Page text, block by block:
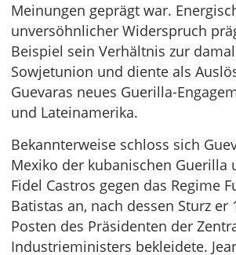
Meinungen geprägt war.
unversöhnlicher Widerspruch
Beispiel sein Verhältnis zur
Sowjetunion und diente als
Guevaras neues Guerilla-
und Lateinamerika.
Bekannterweise schloss sich
Mexiko der kubanischen Guerilla
Fidel Castros gegen das Regime
Batistas an, nach dessen Sturz er
Posten des Präsidenten der
Industrieministers bekleidete.